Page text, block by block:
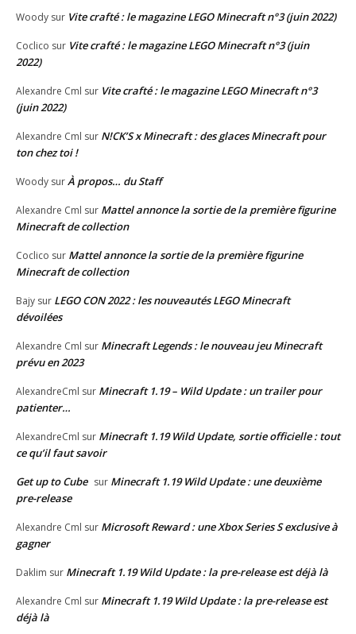
Woody sur Vite crafté : le magazine LEGO Minecraft n°3 (juin 2022)
Coclico sur Vite crafté : le magazine LEGO Minecraft n°3 (juin
2022)
Alexandre Cml sur Vite crafté : le magazine LEGO Minecraft n°3
(juin 2022)
Alexandre Cml sur N!CK’S x Minecraft : des glaces Minecraft pour
ton chez toi !
Woody surÀ propos… du Staff
Alexandre Cml sur Mattel annonce la sortie de la première figurine
Minecraft de collection
Coclico sur Mattel annonce la sortie de la première figurine
Minecraft de collection
Bajy sur LEGO CON 2022 : les nouveautés LEGO Minecraft
dévoilées
Alexandre Cml sur Minecraft Legends : le nouveau jeu Minecraft
prévu en 2023
AlexandreCml sur Minecraft 1.19 – Wild Update : un trailer pour
patienter…
AlexandreCml sur Minecraft 1.19 Wild Update, sortie officielle : tout
ce qu’il faut savoir
Get up to Cube sur Minecraft 1.19 Wild Update : une deuxième
pre-release
Alexandre Cml sur Microsoft Reward : une Xbox Series S exclusive à
gagner
Daklim sur Minecraft 1.19 Wild Update : la pre-release est déjà là
Alexandre Cml sur Minecraft 1.19 Wild Update : la pre-release est
déjà là